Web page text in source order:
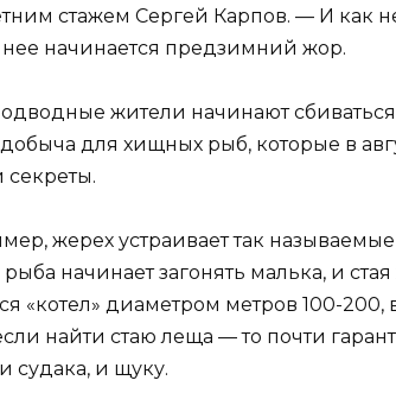
стажем Сергей Карпов. — И как
нее начинается предзимний жор.
жители начинают
для хищных рыб, которые в
секреты.
жерех устраивает так
рыба начинает загонять малька, и
«котел» диаметром метров 100-
найти стаю леща — то почти
судака, и щуку.